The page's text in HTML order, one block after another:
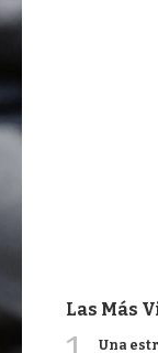
Las Más
Una